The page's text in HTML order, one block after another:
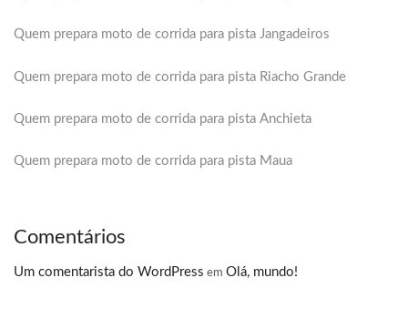
Quem prepara moto de corrida para pista Jangadeiros
Quem prepara moto de corrida para pista Riacho Grande
Quem prepara moto de corrida para pista Anchieta
Quem prepara moto de corrida para pista Maua
Comentários
Um comentarista do WordPress em Olá, mundo!